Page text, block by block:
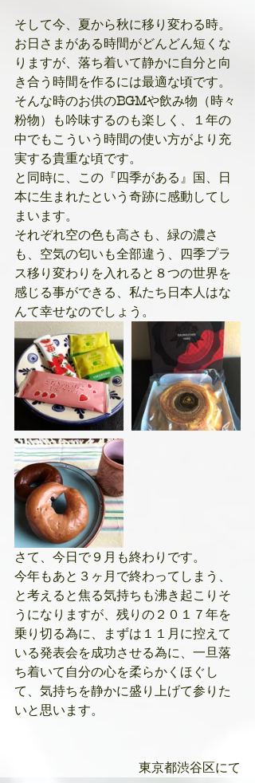
そして今、夏から秋に移り変わる時。
お日さまがある時間がどんどん短くな
りますが、落ち着いて静かに自分と向
き合う時間を作るには最適な頃です。
そんな時のお供のBGMや飲み物（時々
粉物）も吟味するのも楽しく、１年の
中でもこういう時間の使い方がより充
実する貴重な頃です。
と同時に、この『四季がある』国、日
本に生まれたという奇跡に感動してし
まいます。
それぞれ空の色も高さも、緑の濃さ
も、空気の匂いも全部違う、四季プラ
ス移り変わりを入れると８つの世界を
感じる事ができる、私たち日本人はな
んて幸せなのでしょう。
さて、今日で９月も終わりです。
今年もあと３ヶ月で終わってしまう、
と考えると焦る気持ちも沸き起こりそ
うになりますが、残りの２０１７年を
乗り切る為に、まずは１１月に控えて
いる発表会を成功させる為に、一旦落
ち着いて自分の心を柔らかくほぐし
て、気持ちを静かに盛り上げて参りた
いと思います。
東京都渋谷区にて